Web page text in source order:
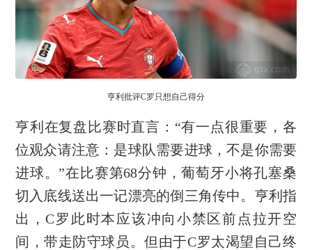
亨利批评C罗只想自己得分
亨利在复盘比赛时直言：“有一点很重要，各
位观众请注意：是球队需要进球，不是你需要
进球。”在比赛第68分钟，葡萄牙小将孔塞桑
切入底线送出一记漂亮的倒三角传中。亨利指
出，C罗此时本应该冲向小禁区前点拉开空
间，带走防守球员。但由于C罗太渴望自己终